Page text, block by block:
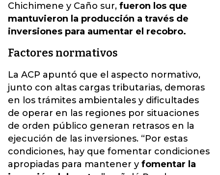
Chichimene y Caño sur, fueron los que
mantuvieron la producción a través de
inversiones para aumentar el recobro.
Factores normativos
La ACP apuntó que el aspecto normativo,
junto con altas cargas tributarias, demoras
en los trámites ambientales y dificultades
de operar en las regiones por situaciones
de orden público generan retrasos en la
ejecución de las inversiones. “Por estas
condiciones, hay que fomentar condiciones
apropiadas para mantener y fomentar la